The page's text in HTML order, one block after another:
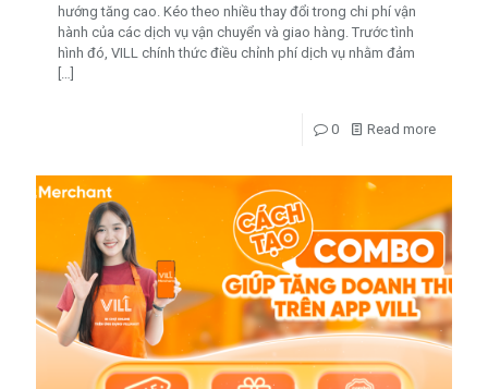
hướng tăng cao. Kéo theo nhiều thay đổi trong chi phí vận
hành của các dịch vụ vận chuyển và giao hàng. Trước tình
hình đó, VILL chính thức điều chỉnh phí dịch vụ nhằm đảm
0 Read more